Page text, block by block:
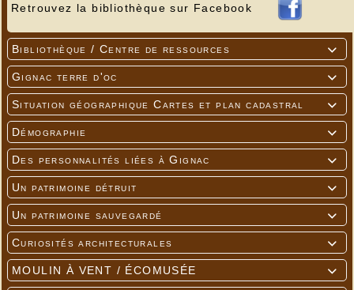
Retrouvez la bibliothèque sur Facebook

Bibliothèque / Centre de ressources

Gignac terre d'oc

Situation géographique Cartes et plan cadastral

Démographie

Des personnalités liées à Gignac

Un patrimoine détruit

Un patrimoine sauvegardé

Curiosités architecturales

MOULIN À VENT / ÉCOMUSÉE